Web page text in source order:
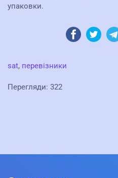
упаковки.
sat, перевізники
Перегляди: 322